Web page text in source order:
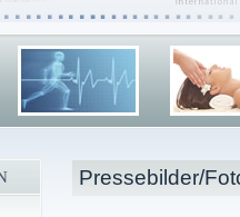
Pressebilder/